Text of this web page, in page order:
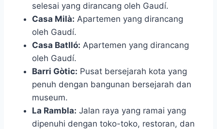
selesai yang dirancang oleh Gaudí.
Casa Milà: Apartemen yang dirancang
oleh Gaudí.
Casa Batlló: Apartemen yang dirancang
oleh Gaudí.
Barri Gòtic: Pusat bersejarah kota yang
penuh dengan bangunan bersejarah dan
museum.
La Rambla: Jalan raya yang ramai yang
dipenuhi dengan toko-toko, restoran, dan